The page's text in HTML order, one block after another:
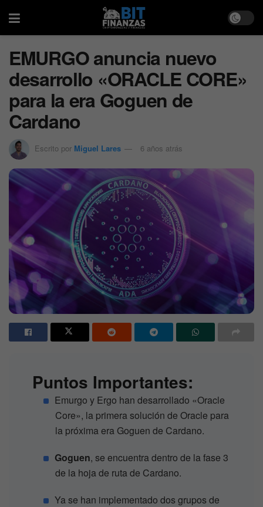
EMURGO anuncia nuevo
desarrollo «ORACLE CORE»
para la era Goguen de
Cardano
Escrito por Miguel Lares 6 años atrás
Puntos Importantes:
Emurgo y Ergo han desarrollado «Oracle
Core», la primera solución de Oracle para
la próxima era Goguen de Cardano.
Goguen, se encuentra dentro de lafase 3
de la hoja de ruta de Cardano.
Ya se han implementado dos grupos de